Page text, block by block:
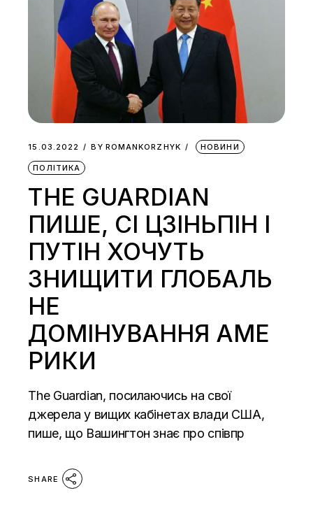
15.03.2022 BY ROMANKORZHYK НОВИНИ
ПОЛІТИКА
THE GUARDIAN
ПИШЕ, СІ ЦЗІНЬПІН І
ПУТІН ХОЧУТЬ
ЗНИЩИТИ ГЛОБАЛЬ
НЕ
ДОМІНУВАННЯ АМЕ
РИКИ
The Guardian, посилаючись на свої
джерела у вищих кабінетах влади США,
пише, що Вашингтон знає про співпр
SHARE